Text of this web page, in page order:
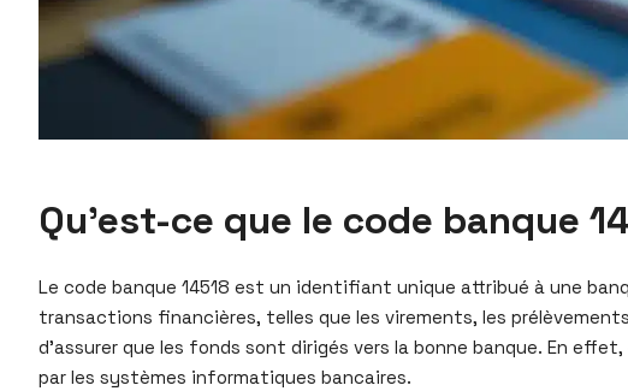
Qu’est-ce que le code banque
Le code banque 14518 est un identifiant unique attribué à une
transactions financières, telles que les virements, les
d’assurer que les fonds sont dirigés vers la bonne banque. En
par les systèmes informatiques bancaires.